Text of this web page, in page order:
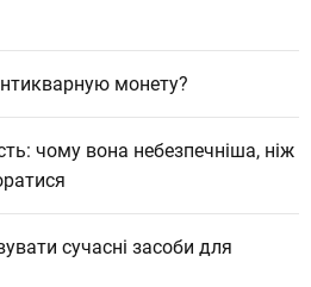
монету?
чому вона небезпечніша, ніж
сучасні засоби для